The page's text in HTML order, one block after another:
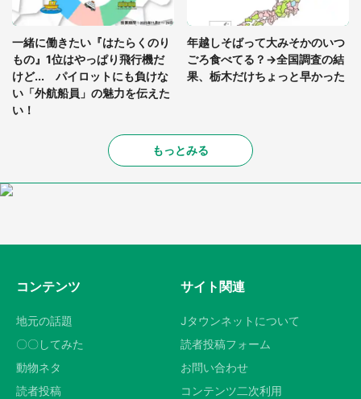
一緒に働きたい『はたらくのり
もの』1位はやっぱり飛行機だ
けど... パイロットにも負けな
い「外航船員」の魅力を伝えた
い！
年越しそばって大みそかのいつ
ごろ食べてる？→全国調査の結
果、栃木だけちょっと早かった
もっとみる
コンテンツ
地元の話題
〇〇してみた
動物ネタ
読者投稿
サイト関連
Jタウンネットについて
読者投稿フォーム
お問い合わせ
コンテンツ二次利用